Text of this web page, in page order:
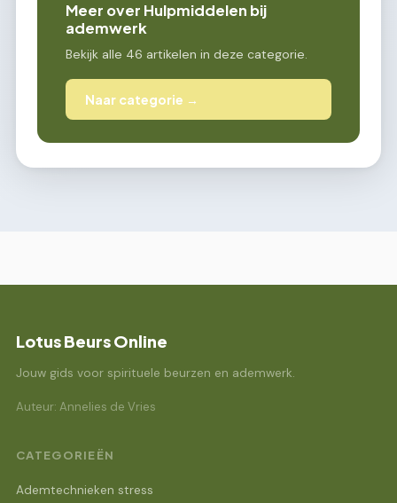
Meer over Hulpmiddelen bij
ademwerk
Bekijk alle 46 artikelen in deze categorie.
Naar categorie →
Lotus Beurs Online
Jouw gids voor spirituele beurzen en ademwerk.
Auteur: Annelies de Vries
CATEGORIEËN
Ademtechnieken stress